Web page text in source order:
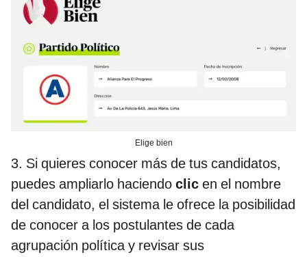
Elige bien
3. Si quieres conocer más de tus candidatos,
puedes ampliarlo haciendo clic en el nombre
del candidato, el sistema le ofrece la posibilidad
de conocer a los postulantes de cada
agrupación política y revisar sus